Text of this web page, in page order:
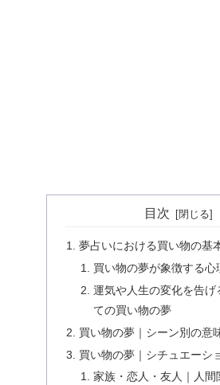
目次
夢占いにおける買い物の基
買い物の夢が象徴する心
運気や人生の変化を告げ
ての買い物の夢
買い物の夢｜シーン別の意
買い物の夢｜シチュエーシ
家族・恋人・友人｜人間